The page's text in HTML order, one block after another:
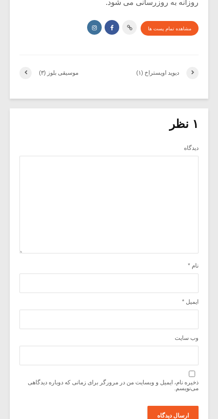
روزانه به روزرسانی می شود.
مشاهده تمام پست ها
موسیقی بلوز (۳) دیوید اویستراخ (۱)
۱ نظر
دیدگاه
نام *
ایمیل *
وب‌ سایت
ذخیره نام، ایمیل و وبسایت من در مرورگر برای زمانی که دوباره دیدگاهی
می‌نویسم.